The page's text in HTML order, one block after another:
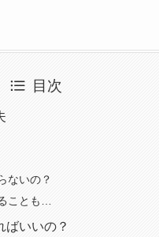
目次
ないの？
ことも…
ばいいの？